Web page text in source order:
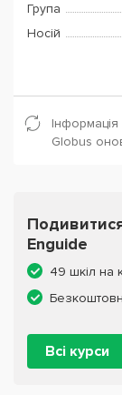
Група
Носій
Globus
Enguide
49 шкіл на
Всі курси